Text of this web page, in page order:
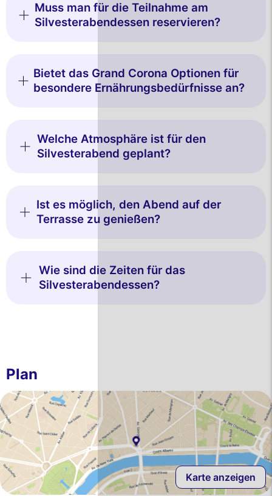
Muss man für die Teilnahme am
Silvesterabendessen reservieren?
Bietet das Grand Corona Optionen für
besondere Ernährungsbedürfnisse an?
Welche Atmosphäre ist für den
Silvesterabend geplant?
Ist es möglich, den Abend auf der
Terrasse zu genießen?
Wie sind die Zeiten für das
Silvesterabendessen?
Plan
Karte anzeigen